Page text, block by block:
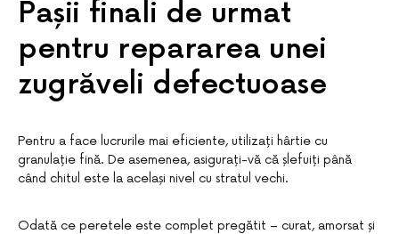
Pașii finali de urmat
pentru repararea unei
zugrăveli defectuoase
Pentru a face lucrurile mai eficiente, utilizați hârtie cu
granulație fină. De asemenea, asigurați-vă că șlefuiți până
când chitul este la același nivel cu stratul vechi.
Odată ce peretele este complet pregătit – curat, amorsat și